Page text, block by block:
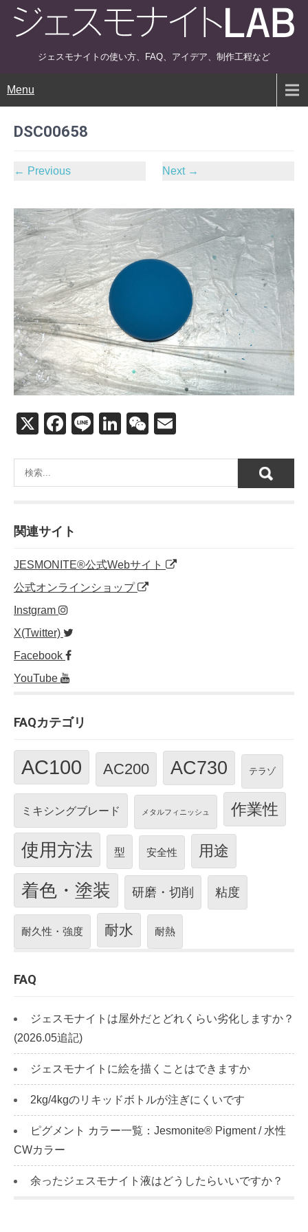
ジェスモナイトの使い方、FAQ、アイデア、制作工程など
Menu
DSC00658
← Previous Next →
X
F
c
e
o
o
k
Li
e
Li
k
e
W
C
h
ail
関連サイト
JESMONITE®公式Webサイト
公式オンラインショップ
Instgram
X(Twitter)
Facebook
YouTube
FAQカテゴリ
AC100 AC200 AC730 テラゾ
ミキシングブレード メタルフィニッシュ 作業性
使用方法 型 安全性 用途
着色・塗装 研磨・切削 粘度
耐久性・強度 耐水 耐熱
FAQ
ジェスモナイトは屋外だとどれくらい劣化しますか？
(2026.05追記)
ジェスモナイトに絵を描くことはできますか
2kg/4kgのリキッドボトルが注ぎにくいです
ピグメント カラー一覧：Jesmonite® Pigment / 水性
CWカラー
余ったジェスモナイト液はどうしたらいいですか？